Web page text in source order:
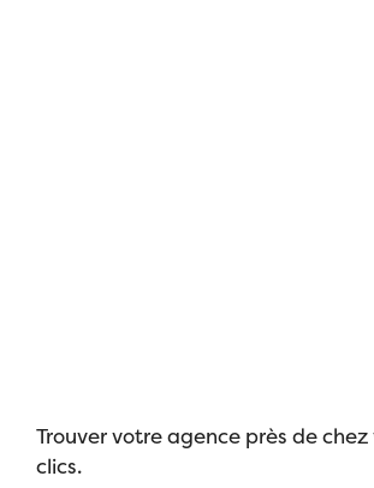
Trouver votre agence près de
clics.